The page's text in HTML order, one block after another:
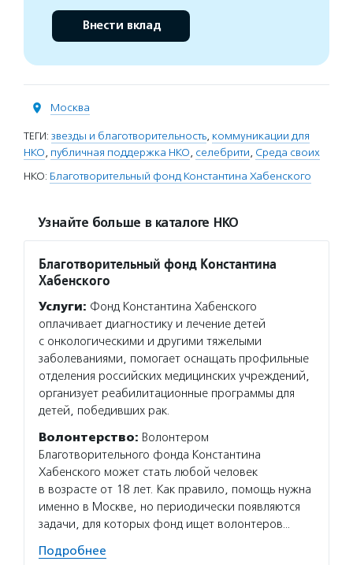
Внести вклад
Москва
ТЕГИ: звезды и благотворительность, коммуникации для
НКО, публичная поддержка НКО, селебрити, Среда своих
НКО: Благотворительный фонд Константина Хабенского
Узнайте больше в каталоге НКО
Благотворительный фонд Константина
Хабенского
Услуги: Фонд Константина Хабенского
оплачивает диагностику и лечение детей
с онкологическими и другими тяжелыми
заболеваниями, помогает оснащать профильные
отделения российских медицинских учреждений,
организует реабилитационные программы для
детей, победивших рак.
Волонтерство: Волонтером
Благотворительного фонда Константина
Хабенского может стать любой человек
в возрасте от 18 лет. Как правило, помощь нужна
именно в Москве, но периодически появляются
задачи, для которых фонд ищет волонтеров…
Подробнее